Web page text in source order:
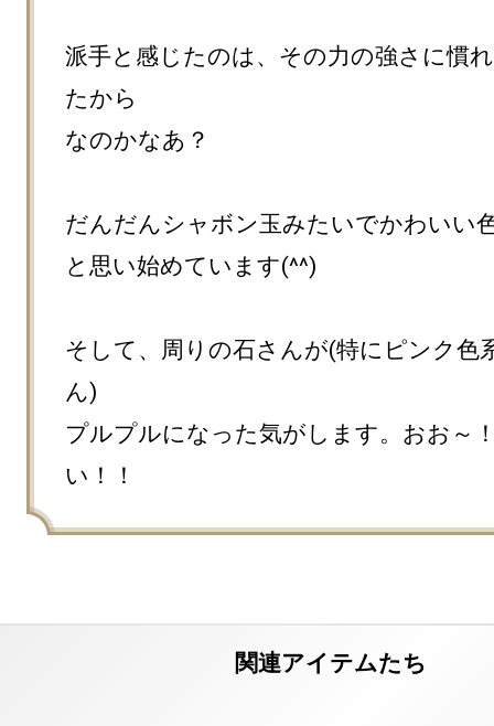
派手と感じたのは、その力の強さに慣
たから
なのかなあ？
だんだんシャボン玉みたいでかわいい
と思い始めています(^^)
そして、周りの石さんが(特にピンク色
ん)
プルプルになった気がします。おお～
い！！